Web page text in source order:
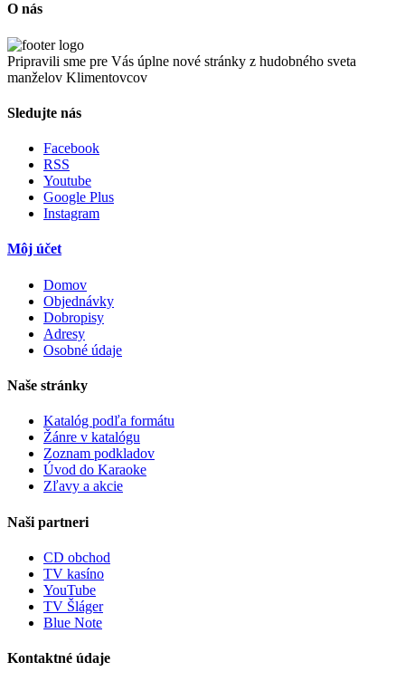
O nás
Pripravili sme pre Vás úplne nové stránky z hudobného sveta
manželov Klimentovcov
Sledujte nás
Facebook
RSS
Youtube
Google Plus
Instagram
Môj účet
Domov
Objednávky
Dobropisy
Adresy
Osobné údaje
Naše stránky
Katalóg podľa formátu
Žánre v katalógu
Zoznam podkladov
Úvod do Karaoke
Zľavy a akcie
Naši partneri
CD obchod
TV kasíno
YouTube
TV Šláger
Blue Note
Kontaktné údaje